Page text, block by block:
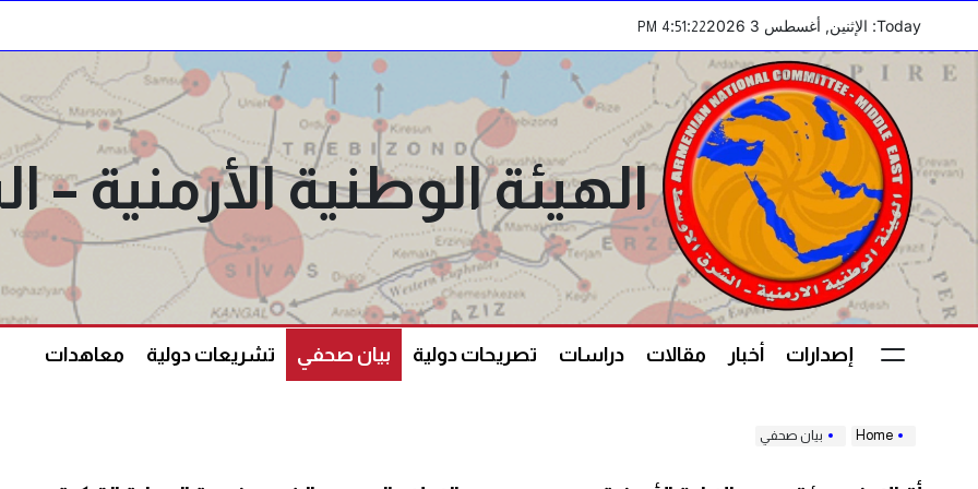
content
Today: الإثنين, أغسطس 3 2026 4:51:23
PM
الهيئة الوطنية الأرمنية
إصدارات أخبار مقالات دراسات تصريحات دولية بيان صحفي تشريعات دولية معاهدات
Home بيان صحفي